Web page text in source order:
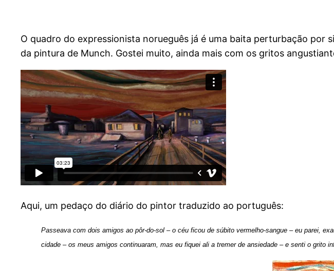
O quadro do expressionista norueguês já é uma baita perturbação
da pintura de Munch. Gostei muito, ainda mais com os gritos
Aqui, um pedaço do diário do pintor traduzido ao português:
Passeava com dois amigos ao pôr-do-sol – o céu ficou de súbito vermelho-sangue – eu parei,
cidade – os meus amigos continuaram, mas eu fiquei ali a tremer de ansiedade – e senti o grito